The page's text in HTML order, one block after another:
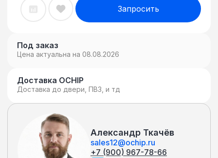
Запросить
Под заказ
Цена актуальна на 08.08.2026
Доставка OCHIP
Доставка до двери, ПВЗ, и тд
Александр Ткачёв
sales12@ochip.ru
+7 (900) 967-78-66